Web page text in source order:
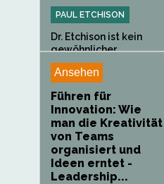
PAUL ETCHISON
Dr. Etchison ist kein
gewöhnlicher
Zahnarzt. Als...
Ansehen
Führen für
Innovation: Wie
man die Kreativität
von Teams
organisiert und
Ideen erntet -
Leadership...